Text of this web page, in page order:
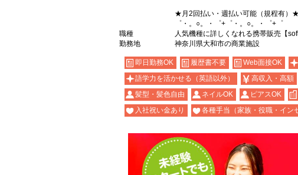
★月2回払い・週払い可能（規程有）★
゜・。○。・゜+゜・。○。・゜+゜
職種
人気機種に詳しくなれる携帯販売【
勤務地
神奈川県大和市の商業施設
即日勤務OK 履歴書不要 Web面接OK
語学力を活かせる（英語以外）
高収入・高額
髪型・髪色自由
ネイルOK ピアスOK
入社祝い金あり
各種手当（家族・役職・イン